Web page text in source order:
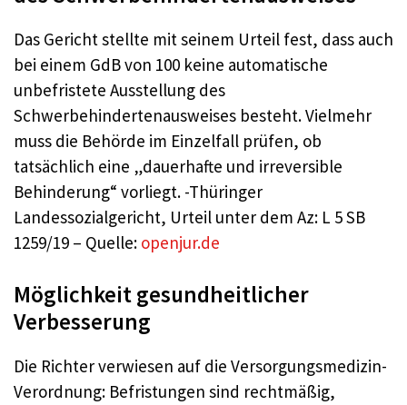
Das Gericht stellte mit seinem Urteil fest, dass auch
bei einem GdB von 100 keine automatische
unbefristete Ausstellung des
Schwerbehindertenausweises besteht. Vielmehr
muss die Behörde im Einzelfall prüfen, ob
tatsächlich eine „dauerhafte und irreversible
Behinderung“ vorliegt. -Thüringer
Landessozialgericht, Urteil unter dem Az: L 5 SB
1259/19 – Quelle: openjur.de
Möglichkeit gesundheitlicher
Verbesserung
Die Richter verwiesen auf die Versorgungsmedizin-
Verordnung: Befristungen sind rechtmäßig,